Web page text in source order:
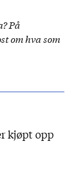
På
om hva som
kjøpt opp